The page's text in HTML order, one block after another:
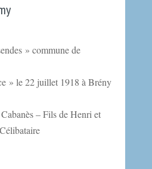
» commune de
» le 22 juillet 1918 à Brény
– Fils de Henri et